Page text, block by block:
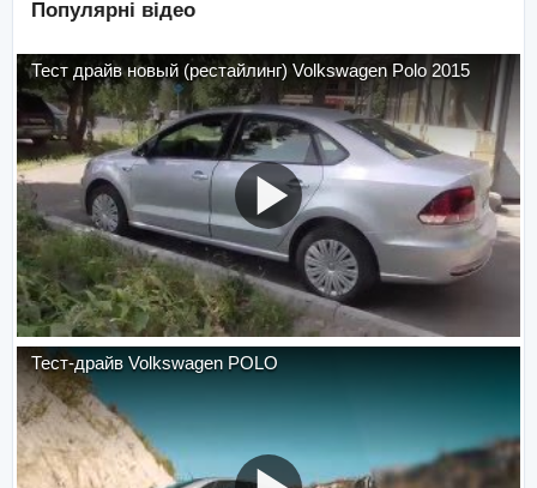
Популярні відео
Тест драйв новый (рестайлинг) Volkswagen Polo 2015
Тест-драйв Volkswagen POLO